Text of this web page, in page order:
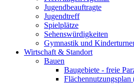
Jugendbeauftragte
Jugendtreff
Spielplätze
Sehenswürdigkeiten
Gymnastik und
Wirtschaft & Standort
Bauen
Baugebiete - freie
Flächennutzungsplan